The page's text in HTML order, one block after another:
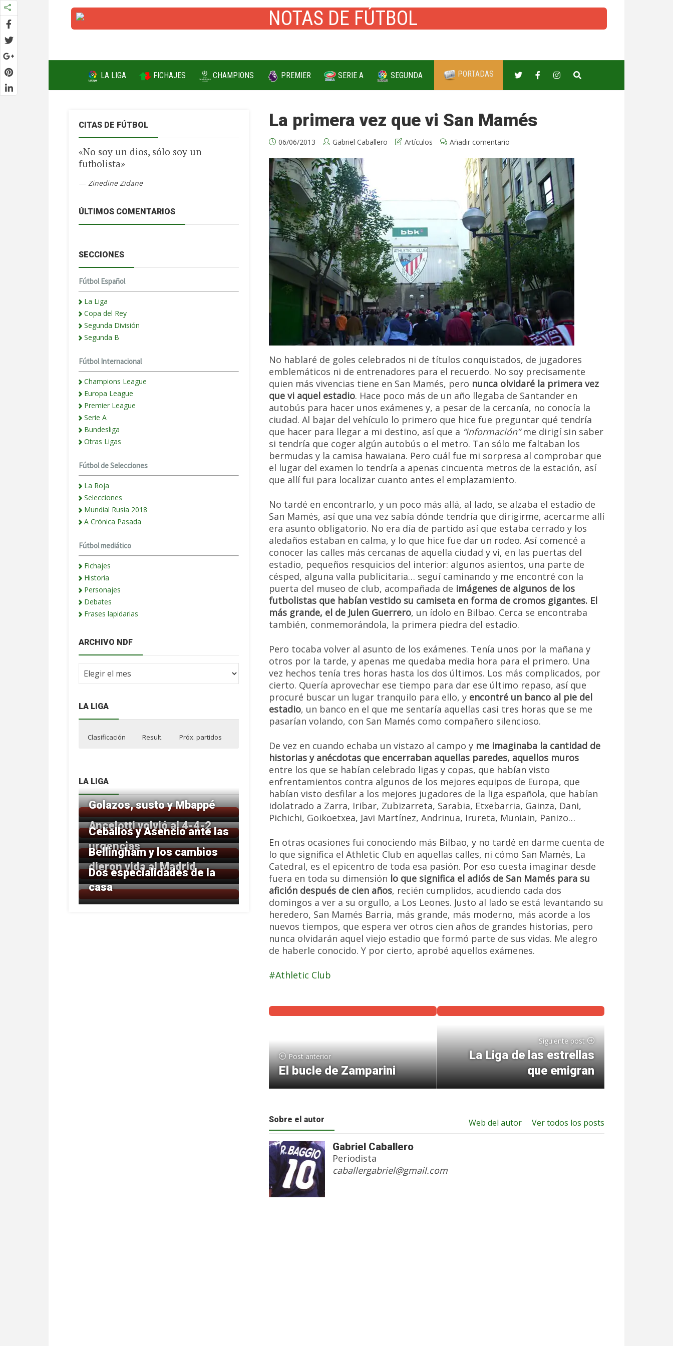
LA LIGA FICHAJES CHAMPIONS PREMIER SERIE A SEGUNDA PORTADAS
La primera vez que vi San Mamés
06/06/2013 Gabriel Caballero Artículos Añadir comentario
No hablaré de goles celebrados ni de títulos conquistados, de jugadores
emblemáticos ni de entrenadores para el recuerdo. No soy precisamente
quien más vivencias tiene en San Mamés, pero nunca olvidaré la primera vez
que vi aquel estadio. Hace poco más de un año llegaba de Santander en
autobús para hacer unos exámenes y, a pesar de la cercanía, no conocía la
ciudad. Al bajar del vehículo lo primero que hice fue preguntar qué tendría
que hacer para llegar a mi destino, así que a “información”me dirigí sin saber
si tendría que coger algún autobús o el metro. Tan sólo me faltaban los
bermudas y la camisa hawaiana. Pero cuál fue mi sorpresa al comprobar que
el lugar del examen lo tendría a apenas cincuenta metros de la estación, así
que allí fui para localizar cuanto antes el emplazamiento.
No tardé en encontrarlo, y un poco más allá, al lado, se alzaba el estadio de
San Mamés, así que una vez sabía dónde tendría que dirigirme, acercarme allí
era asunto obligatorio. No era día de partido así que estaba cerrado y los
aledaños estaban en calma, y lo que hice fue dar un rodeo. Así comencé a
conocer las calles más cercanas de aquella ciudad y vi, en las puertas del
estadio, pequeños resquicios del interior: algunos asientos, una parte de
césped, alguna valla publicitaria… seguí caminando y me encontré con la
puerta del museo de club, acompañada de imágenes de algunos de los
futbolistas que habían vestido su camiseta en forma de cromos gigantes. El
más grande, el de Julen Guerrero, un ídolo en Bilbao. Cerca se encontraba
también, conmemorándola, la primera piedra del estadio.
Pero tocaba volver al asunto de los exámenes. Tenía unos por la mañana y
otros por la tarde, y apenas me quedaba media hora para el primero. Una
vez hechos tenía tres horas hasta los dos últimos. Los más complicados, por
cierto. Quería aprovechar ese tiempo para dar ese último repaso, así que
procuré buscar un lugar tranquilo para ello, y encontré un banco al pie del
estadio, un banco en el que me sentaría aquellas casi tres horas que se me
pasarían volando, con San Mamés como compañero silencioso.
De vez en cuando echaba un vistazo al campo y me imaginaba la cantidad de
historias y anécdotas que encerraban aquellas paredes, aquellos muros
entre los que se habían celebrado ligas y copas, que habían visto
enfrentamientos contra algunos de los mejores equipos de Europa, que
habían visto desfilar a los mejores jugadores de la liga española, que habían
idolatrado a Zarra, Iribar, Zubizarreta, Sarabia, Etxebarria, Gainza, Dani,
Pichichi, Goikoetxea, Javi Martínez, Andrinua, Irureta, Muniain, Panizo…
En otras ocasiones fui conociendo más Bilbao, y no tardé en darme cuenta de
lo que significa el Athletic Club en aquellas calles, ni cómo San Mamés, La
Catedral, es el epicentro de toda esa pasión. Por eso cuesta imaginar desde
fuera en toda su dimensión lo que significa el adiós de San Mamés para su
afición después de cien años, recién cumplidos, acudiendo cada dos
domingos a ver a su orgullo, a Los Leones. Justo al lado se está levantando su
heredero, San Mamés Barria, más grande, más moderno, más acorde a los
nuevos tiempos, que espera ver otros cien años de grandes historias, pero
nunca olvidarán aquel viejo estadio que formó parte de sus vidas. Me alegro
de haberle conocido. Y por cierto, aprobé aquellos exámenes.
Athletic Club
Post anterior
El bucle de Zamparini
Siguiente post
La Liga de las estrellas
que emigran
Sobre el autor Ver todos los posts
Web del autor
Gabriel Caballero
Periodista
caballergabriel@gmail.com
CITAS DE FÚTBOL
«No soy un dios, sólo soy un
futbolista»
— Zinedine Zidane
ÚLTIMOS COMENTARIOS
SECCIONES
Fútbol Español
La Liga
Copa del Rey
Segunda División
Segunda B
Fútbol Internacional
Champions League
Europa League
Premier League
Serie A
Bundesliga
Otras Ligas
Fútbol de Selecciones
La Roja
Selecciones
Mundial Rusia 2018
A Crónica Pasada
Fútbol mediático
Fichajes
Historia
Personajes
Debates
Frases lapidarias
ARCHIVO NDF
Archivo
LA LIGA
Clasificación Result. Próx. partidos
LA LIGA
Golazos, susto y Mbappé
Ancelotti volvió al 4-4-2
Ceballos y Asencio ante las
urgencias
Bellingham y los cambios
dieron vida al Madrid
Dos especialidades de la
casa